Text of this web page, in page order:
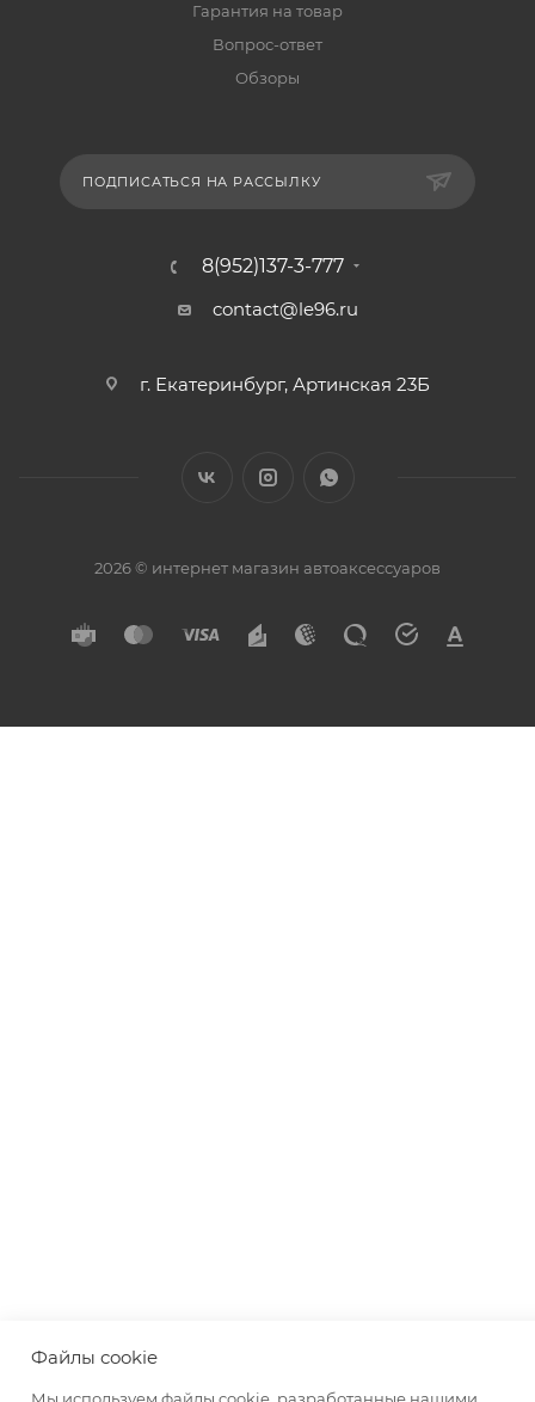
Гарантия на товар
Вопрос-ответ
Обзоры
ПОДПИСАТЬСЯ НА РАССЫЛКУ
8(952)137-3-777
contact@le96.ru
г. Екатеринбург, Артинская 23Б
2026 © интернет магазин автоаксессуаров
Файлы cookie